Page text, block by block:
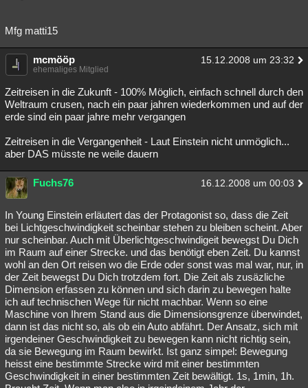
Mfg matti15
mcmööp 15.12.2008 um 23:32
ehemaliges Mitglied
Zeitreisen in die Zukunft - 100% Möglich, einfach schnell durch den
Weltraum crusen, nach ein paar jahren wiederkommen und auf der
erde sind ein paar jahre mehr vergangen
Zeitreisen in die Vergangenheit - Laut Einstein nicht unmöglich...
aber DAS müsste ne weile dauern
Fuchs76 16.12.2008 um 00:03
In Young Einstein erläutert das der Protagonist so, dass die Zeit
bei Lichtgeschwindigkeit scheinbar stehen zu bleiben scheint. Aber
nur scheinbar. Auch mit Überlichtgeschwindigeit bewegst Du Dich
im Raum auf einer Strecke. und das benötigt eben Zeit. Du kannst
wohl an den Ort reisen wo die Erde oder sonst was mal war, nur, in
der Zeit bewegst Du Dich trotzdem fort. Die Zeit als zusäzliche
Dimension erfassen zu können und sich darin zu bewegen halte
ich auf technischen Wege für nicht machbar. Wenn so eine
Maschine von Ihrem Stand aus die Dimensionsgrenze überwindet,
dann ist das nicht so, als ob ein Auto abfährt. Der Ansatz, sich mit
irgendeiner Geschwindigkeit zu bewegen kann nicht richtig sein,
da sie Bewegung im Raum bewirkt. Ist ganz simpel: Bewegung
heisst eine bestimmte Strecke wird mit einer bestimmten
Geschwindigkeit in einer bestimmten Zeit bewältigt. 1s, 1min, 1h.